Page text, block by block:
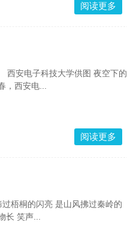
阅读更多
西安电子科技大学供图 夜空下的
西安电...
阅读更多
梧桐的闪亮 是山风拂过秦岭的
笑声...